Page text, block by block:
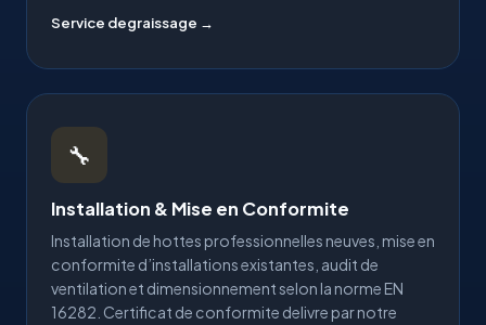
Service degraissage →
🔧
Installation & Mise en Conformite
Installation de hottes professionnelles neuves, mise en
conformite d’installations existantes, audit de
ventilation et dimensionnement selon la norme EN
16282. Certificat de conformite delivre par notre